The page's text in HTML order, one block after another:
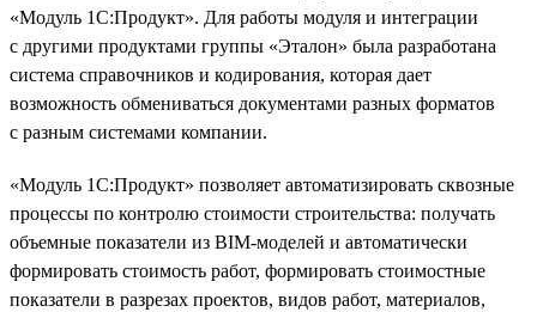
«Модуль 1С:Продукт». Для работы модуля и интеграции
с другими продуктами группы «Эталон» была разработана
система справочников и кодирования, которая дает
возможность обмениваться документами разных форматов
с разным системами компании.
«Модуль 1С:Продукт» позволяет автоматизировать сквозные
процессы по контролю стоимости строительства: получать
объемные показатели из BIM-моделей и автоматически
формировать стоимость работ, формировать стоимостные
показатели в разрезах проектов, видов работ, материалов,